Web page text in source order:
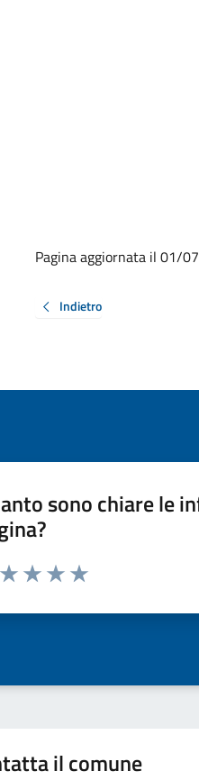
Pagina aggiornata il 01/
Indietro
sono chiare le
da 1 a 5 stelle la pagina
il comune